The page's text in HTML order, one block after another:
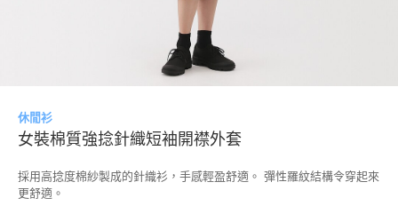
休閒衫
女裝棉質強捻針織短袖開襟外套
採用高捻度棉紗製成的針織衫，手感輕盈舒適。 彈性羅紋結構令穿起來
更舒適。